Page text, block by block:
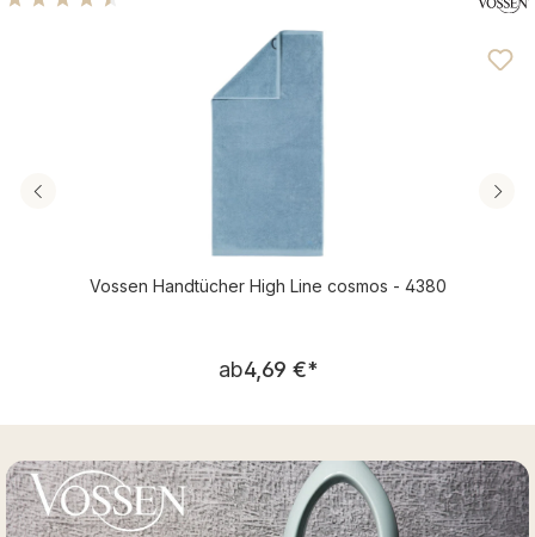
Durchschnittliche Bewertung von 4.56 von 5 Sternen
Vossen Handtücher High Line cosmos - 4380
Regulärer Preis:
ab4,69 €*